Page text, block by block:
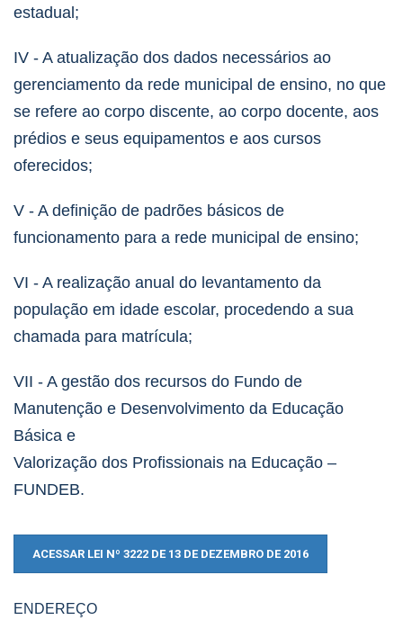
estadual;
IV - A atualização dos dados necessários ao
gerenciamento da rede municipal de ensino, no que
se refere ao corpo discente, ao corpo docente, aos
prédios e seus equipamentos e aos cursos
oferecidos;
V - A definição de padrões básicos de
funcionamento para a rede municipal de ensino;
VI - A realização anual do levantamento da
população em idade escolar, procedendo a sua
chamada para matrícula;
VII - A gestão dos recursos do Fundo de
Manutenção e Desenvolvimento da Educação
Básica e
Valorização dos Profissionais na Educação –
FUNDEB.
ACESSAR LEI Nº 3222 DE 13 DE DEZEMBRO DE 2016
ENDEREÇO